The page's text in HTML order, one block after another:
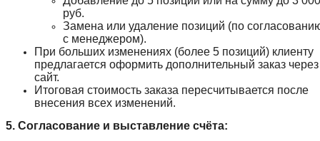
руб.
Замена или удаление позиций (по
с менеджером).
При больших изменениях (более 5 позиций) клиенту
предлагается оформить дополнительный заказ через
сайт.
Итоговая стоимость заказа пересчитывается после
внесения всех изменений.
5. Согласование и выставление счёта: